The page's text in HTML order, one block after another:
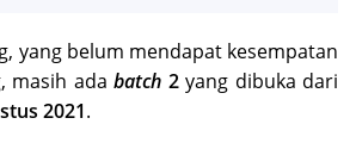
yang belum mendapat kesempatan
masih ada batch 2yang dibuka dari
2021.